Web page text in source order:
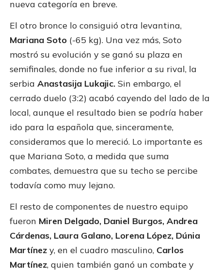
nueva categoría en breve.
El otro bronce lo consiguió otra levantina,
Mariana Soto (-65 kg). Una vez más, Soto
mostró su evolución y se ganó su plaza en
semifinales, donde no fue inferior a su rival, la
serbia Anastasija Lukajic. Sin embargo, el
cerrado duelo (3:2) acabó cayendo del lado de la
local, aunque el resultado bien se podría haber
ido para la española que, sinceramente,
consideramos que lo mereció. Lo importante es
que Mariana Soto, a medida que suma
combates, demuestra que su techo se percibe
todavía como muy lejano.
El resto de componentes de nuestro equipo
fueron Miren Delgado, Daniel Burgos, Andrea
Cárdenas, Laura Galano, Lorena López, Dúnia
Martínez y, en el cuadro masculino, Carlos
Martínez, quien también ganó un combate y